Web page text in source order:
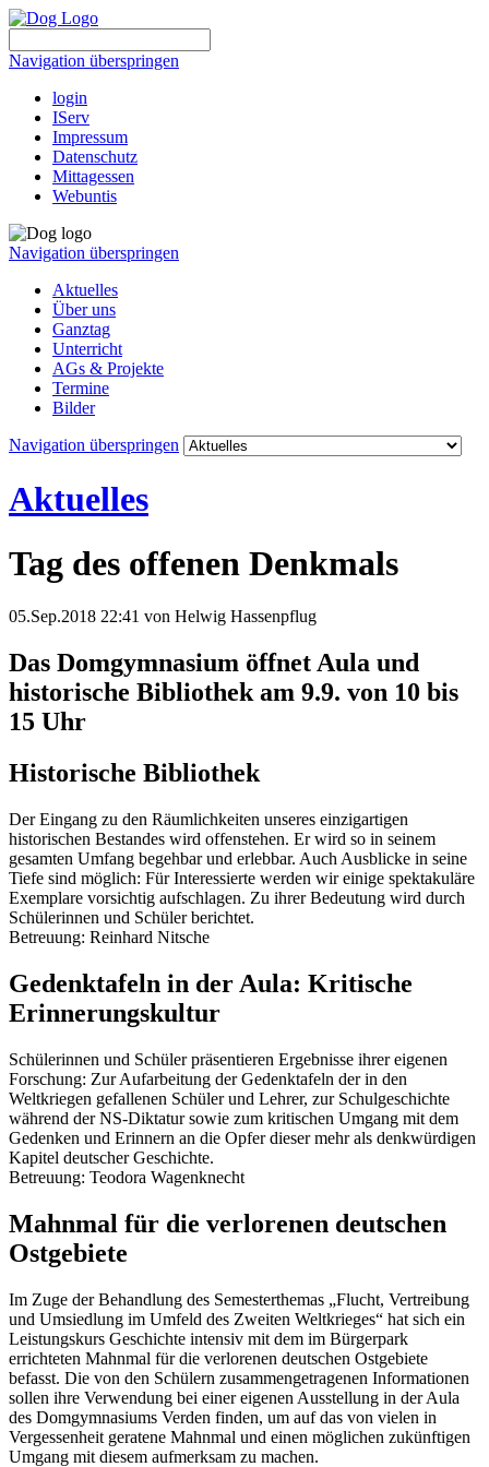
Navigation überspringen
login
IServ
Impressum
Datenschutz
Mittagessen
Webuntis
Navigation überspringen
Aktuelles
Über uns
Ganztag
Unterricht
AGs & Projekte
Termine
Bilder
Navigation überspringen
Aktuelles
Tag des offenen Denkmals
05.Sep.2018 22:41 von Helwig Hassenpflug
Das Domgymnasium öffnet Aula und
historische Bibliothek am 9.9. von 10 bis
15 Uhr
Historische Bibliothek
Der Eingang zu den Räumlichkeiten unseres einzigartigen
historischen Bestandes wird offenstehen. Er wird so in seinem
gesamten Umfang begehbar und erlebbar. Auch Ausblicke in seine
Tiefe sind möglich: Für Interessierte werden wir einige spektakuläre
Exemplare vorsichtig aufschlagen. Zu ihrer Bedeutung wird durch
Schülerinnen und Schüler berichtet.
Betreuung: Reinhard Nitsche
Gedenktafeln in der Aula: Kritische
Erinnerungskultur
Schülerinnen und Schüler präsentieren Ergebnisse ihrer eigenen
Forschung: Zur Aufarbeitung der Gedenktafeln der in den
Weltkriegen gefallenen Schüler und Lehrer, zur Schulgeschichte
während der NS-Diktatur sowie zum kritischen Umgang mit dem
Gedenken und Erinnern an die Opfer dieser mehr als denkwürdigen
Kapitel deutscher Geschichte.
Betreuung: Teodora Wagenknecht
Mahnmal für die verlorenen deutschen
Ostgebiete
Im Zuge der Behandlung des Semesterthemas „Flucht, Vertreibung
und Umsiedlung im Umfeld des Zweiten Weltkrieges“ hat sich ein
Leistungskurs Geschichte intensiv mit dem im Bürgerpark
errichteten Mahnmal für die verlorenen deutschen Ostgebiete
befasst. Die von den Schülern zusammengetragenen Informationen
sollen ihre Verwendung bei einer eigenen Ausstellung in der Aula
des Domgymnasiums Verden finden, um auf das von vielen in
Vergessenheit geratene Mahnmal und einen möglichen zukünftigen
Umgang mit diesem aufmerksam zu machen.